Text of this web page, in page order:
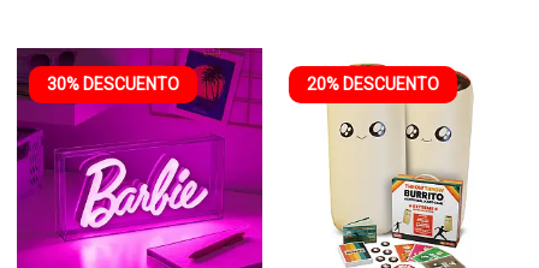
30% DESCUENTO 20% DESCUENTO